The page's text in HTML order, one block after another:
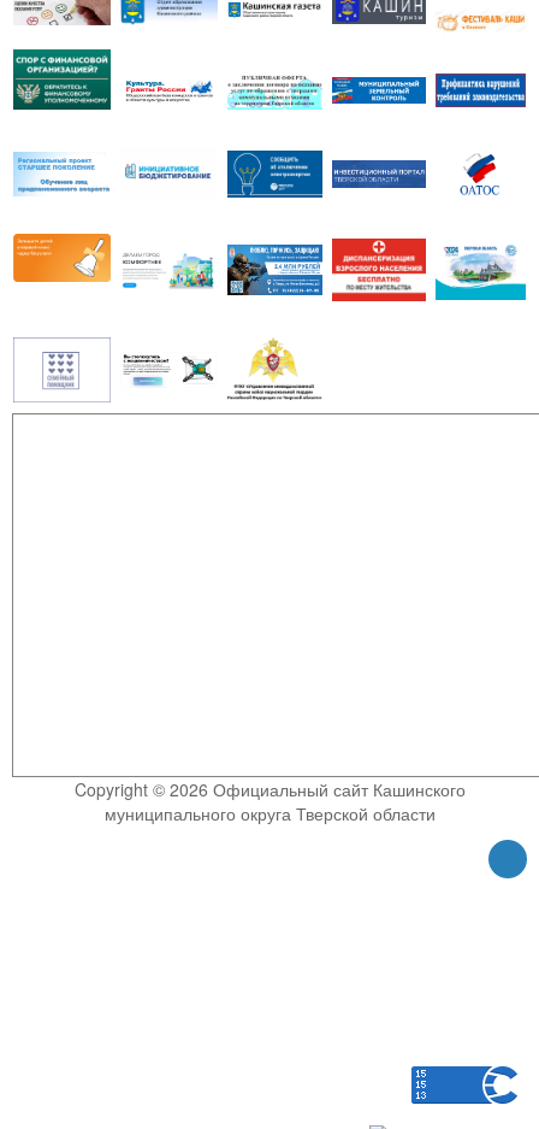
Copyright © 2026 Официальный сайт Кашинского
муниципального округа Тверской области